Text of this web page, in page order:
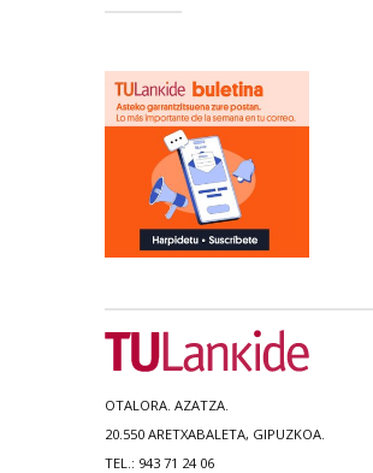
OTALORA. AZATZA.
20.550 ARETXABALETA, GIPUZKOA.
TEL.: 943 71 24 06